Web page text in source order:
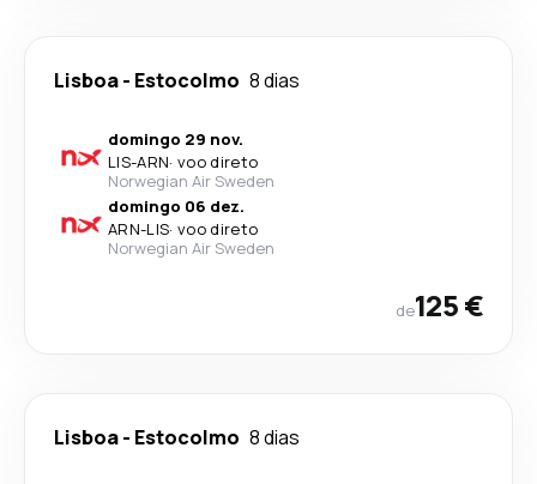
Lisboa- Estocolmo 8 dias
domingo 29 nov.
LIS-ARN· voo direto
Norwegian Air Sweden
domingo 06 dez.
ARN-LIS· voo direto
Norwegian Air Sweden
de125 €
Lisboa- Estocolmo 8 dias